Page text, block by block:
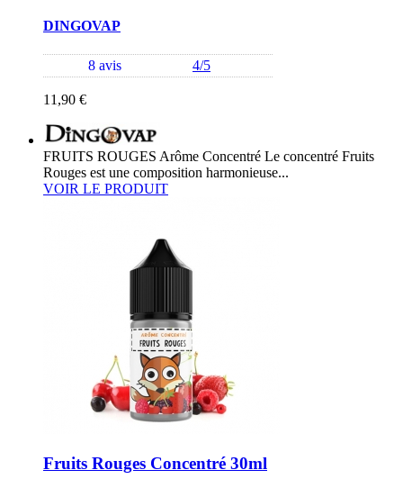
DINGOVAP
8 avis 4/5
11,90 €
FRUITS ROUGES Arôme Concentré Le concentré Fruits
Rouges est une composition harmonieuse...
VOIR LE PRODUIT
Fruits Rouges Concentré 30ml